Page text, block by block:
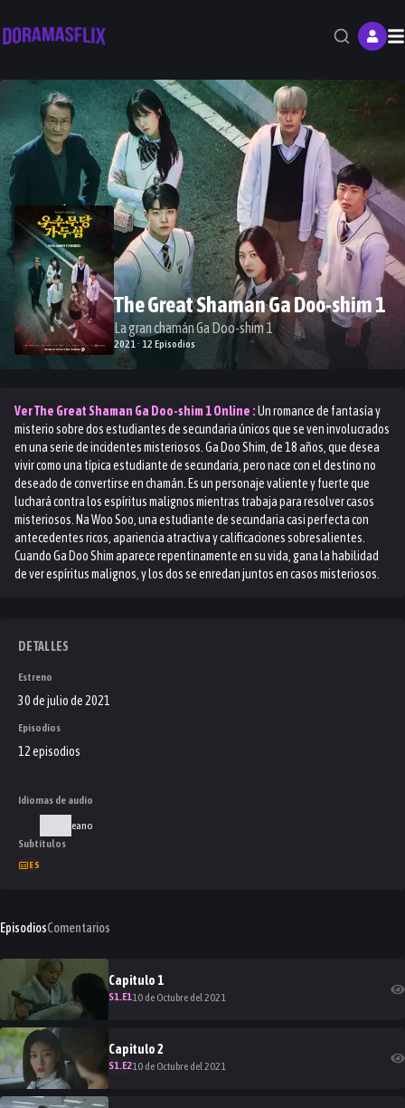
The Great Shaman Ga Doo-shim 1
La gran chamán Ga Doo-shim 1
2021 · 12 Episodios
VerThe Great Shaman Ga Doo-shim 1Online :Un romance de fantasía y
misterio sobre dos estudiantes de secundaria únicos que se ven involucrados
en una serie de incidentes misteriosos. Ga Doo Shim, de 18 años, que desea
vivir como una típica estudiante de secundaria, pero nace con el destino no
deseado de convertirse en chamán. Es un personaje valiente y fuerte que
luchará contra los espíritus malignos mientras trabaja para resolver casos
misteriosos. Na Woo Soo, una estudiante de secundaria casi perfecta con
antecedentes ricos, apariencia atractiva y calificaciones sobresalientes.
Cuando Ga Doo Shim aparece repentinamente en su vida, gana la habilidad
de ver espíritus malignos, y los dos se enredan juntos en casos misteriosos.
DETALLES
Estreno
30 de julio de 2021
Episodios
12 episodios
Idiomas de audio
Coreano
Subtítulos
ES
EpisodiosComentarios
Capitulo 1
S1.E110 de Octubre del 2021
Capitulo2
S1.E210 de Octubre del 2021